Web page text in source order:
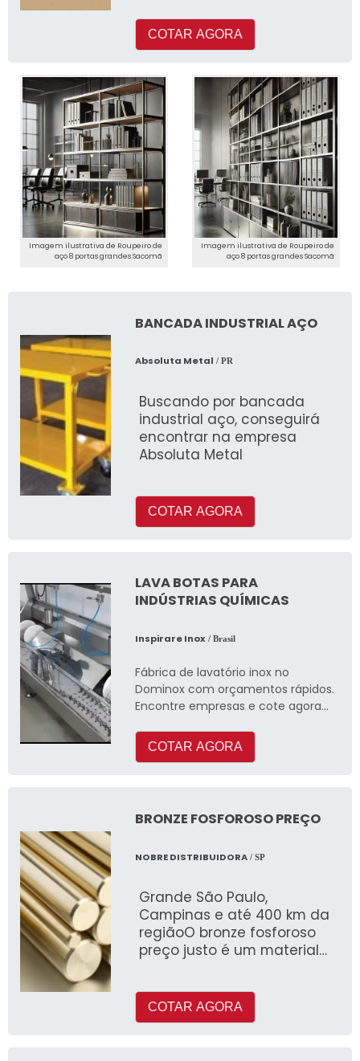
COTAR AGORA
Imagem ilustrativa de Roupeiro de
aço 8 portas grandes Sacomã
Imagem ilustrativa de Roupeiro de
aço 8 portas grandes Sacomã
BANCADA INDUSTRIAL AÇO
Absoluta Metal / PR
Buscando por bancada
industrial aço, conseguirá
encontrar na empresa
Absoluta Metal
COTAR AGORA
LAVA BOTAS PARA
INDÚSTRIAS QUÍMICAS
Inspirare Inox/ Brasil
Fábrica de lavatório inox no
Dominox com orçamentos rápidos.
Encontre empresas e cote agora
COTAR AGORA
BRONZE FOSFOROSO PREÇO
NOBRE DISTRIBUIDORA/ SP
Grande São Paulo,
Campinas e até 400 km da
regiãoO bronze fosforoso
preço justo é um material
COTAR AGORA